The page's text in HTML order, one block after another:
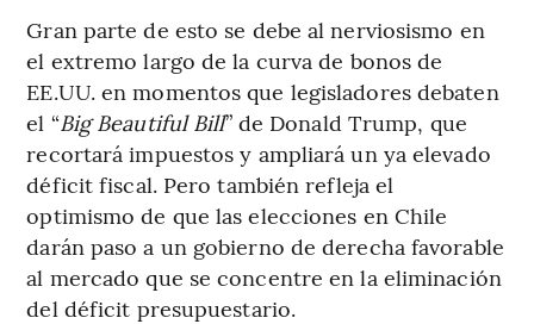
Gran parte de esto se debe al nerviosismo en
el extremo largo de la curva de bonos de
EE.UU. en momentos que legisladores debaten
el “Big Beautiful Bill” de Donald Trump, que
recortará impuestos y ampliará un ya elevado
déficit fiscal. Pero también refleja el
optimismo de que las elecciones en Chile
darán paso a un gobierno de derecha favorable
al mercado que se concentre en la eliminación
del déficit presupuestario.